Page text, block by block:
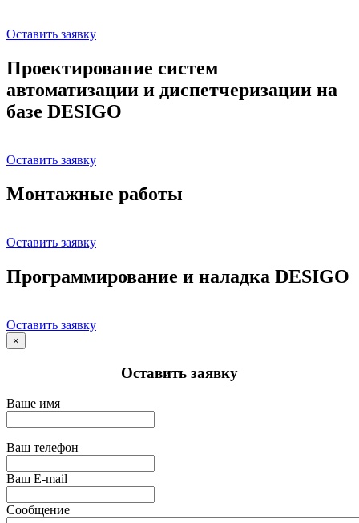
Оставить заявку
Проектирование систем
автоматизации и диспетчеризации на
базе DESIGO
Оставить заявку
Монтажные работы
Оставить заявку
Программирование и наладка DESIGO
Оставить заявку
×
Оставить заявку
Ваше имя
Ваш телефон
Ваш E-mail
Сообщение